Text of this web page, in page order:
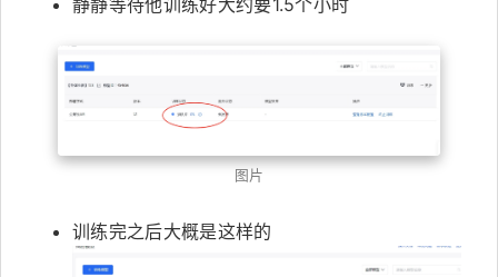
静静等待他训练好大约要1.5个小时
图片
训练完之后大概是这样的